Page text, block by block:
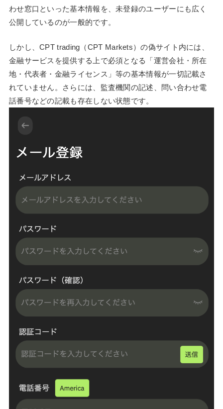
わせ窓口といった基本情報を、未登録のユーザーにも広く
公開しているのが一般的です。
しかし、CPT trading（CPT Markets）の偽サイト内には、
金融サービスを提供する上で必須となる「運営会社・所在
地・代表者・金融ライセンス」等の基本情報が一切記載さ
れていません。さらには、監査機関の記述、問い合わせ電
話番号などの記載も存在しない状態です。